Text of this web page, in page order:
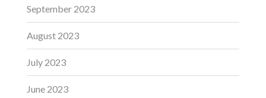
September 2023
August 2023
July 2023
June 2023